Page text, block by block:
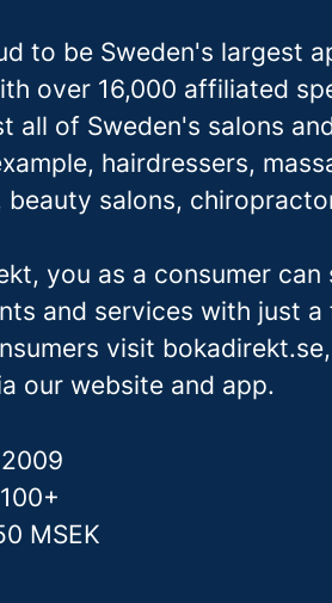
to be Sweden's largest
over 16,000 affiliated
all of Sweden's salons
hairdressers,
beauty salons,
you as a consumer
and services with just a
visit
our website and app.
2009
100+
MSEK